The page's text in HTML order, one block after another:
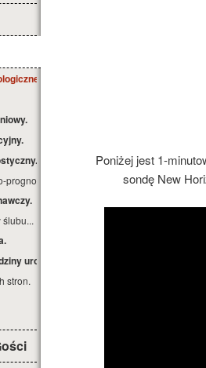
urodz.
stron.
Poniżej jest 1-
sondę New